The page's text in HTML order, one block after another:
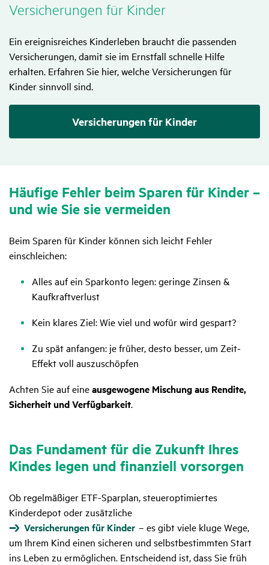
Versi­che­rungen für Kinder
Ein ereignisreiches Kinderleben braucht die passenden
Versicherungen, damit sie im Ernstfall schnelle Hilfe
erhalten. Erfahren Sie hier, welche Versicherungen für
Kinder sinnvoll sind.
Versicherungen für Kinder
Häufige Fehler beim Sparen für Kinder –
und wie Sie sie vermeiden
Beim Sparen für Kinder können sich leicht Fehler
einschleichen:
Alles auf ein Sparkonto legen: geringe Zinsen &
Kaufkraftverlust
Kein klares Ziel: Wie viel und wofür wird gespart?
Zu spät anfangen: je früher, desto besser, um Zeit-
Effekt voll auszuschöpfen
Achten Sie auf eineausgewogene Mischung aus Rendite,
Sicherheit und Verfügbarkeit.
Das Funda­ment für die Zukunft Ihres
Kindes legen und finan­ziell vorsorgen
Ob regelmäßiger ETF-Sparplan, steueroptimiertes
Kinderdepot oder zusätzliche
Versicherungen für Kinder – es gibt viele kluge Wege,
um Ihrem Kind einen sicheren und selbstbestimmten Start
ins Leben zu ermöglichen. Entscheidend ist, dass Sie früh